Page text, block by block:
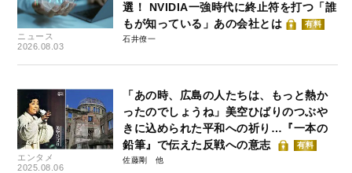
ニュース
2026.08.03
選！ NVIDIA一強時代に終止符を打つ「誰
もが知っている」あの会社とは
有料
石井僚一
エンタメ
2025.08.06
「あの時、広島の人たちは、もっと熱か
ったのでしょうね」美空ひばりのつぶや
きに込められた平和への祈り…『一本の
鉛筆』で伝えた反戦への意志
有料
佐藤剛